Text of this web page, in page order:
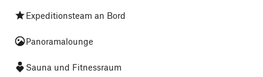
Expeditionsteam an Bord
Panoramalounge
Sauna und Fitnessraum